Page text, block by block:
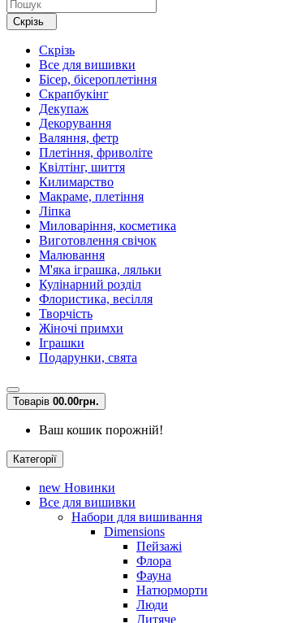
Скрізь
Скрізь
Все для вишивки
Бісер, бісероплетіння
Скрапбукінг
Декупаж
Декорування
Валяння, фетр
Плетіння, фриволіте
Квілтінг, шиття
Килимарство
Макраме, плетіння
Ліпка
Миловаріння, косметика
Виготовлення свічок
Малювання
М'яка іграшка, ляльки
Кулінарний розділ
Флористика, весілля
Творчість
Жіночі примхи
Іграшки
Подарунки, свята
Товарів 00.00грн.
Ваш кошик порожній!
Категорії
new Новинки
Все для вишивки
Набори для вишивання
Dimensions
Пейзажі
Флора
Фауна
Натюрморти
Люди
Дитяче